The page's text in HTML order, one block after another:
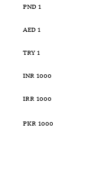
1 PND
1 AED
1 TRY
1000 INR
1000 IRR
1000 PKR